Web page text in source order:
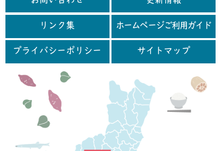
リンク集 ホームページご利用ガイド
プライバシーポリシー サイトマップ